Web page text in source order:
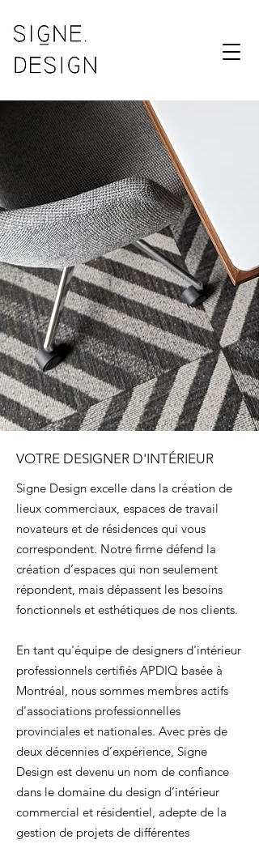
VOTRE DESIGNER D'INTÉRIEUR
Signe Design excelle dans la création de
lieux commerciaux, espaces de travail
novateurs et de résidences qui vous
correspondent. Notre firme défend la
création d’espaces qui non seulement
répondent, mais dépassent les besoins
fonctionnels et esthétiques de nos clients.
En tant qu'équipe de designers d'intérieur
professionnels certifiés APDIQ basée à
Montréal, nous sommes membres actifs
d'associations professionnelles
provinciales et nationales. Avec près de
deux décennies d’expérience, Signe
Design est devenu un nom de confiance
dans le domaine du design d’intérieur
commercial et résidentiel, adepte de la
gestion de projets de différentes